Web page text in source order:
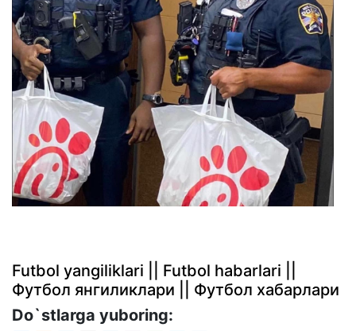
Futbol yangiliklari || Futbol habarlari ||
Футбол янгиликлари || Футбол хабарлари
Do`stlarga yuboring: